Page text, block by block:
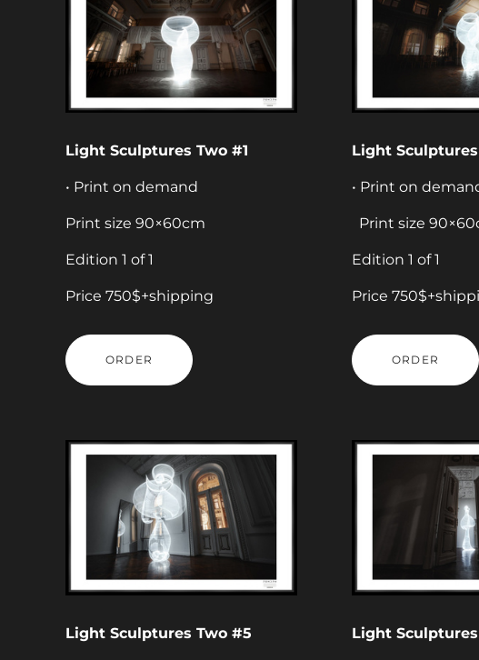
Light Sculptures Two #1
• Print on demand
Print size 90×60cm
Edition 1 of 1
Price 750$+shipping
ORDER
Light
• Print on
Print size
Edition 1 of 1
Price
ORDER
Light Sculptures Two #5 Light